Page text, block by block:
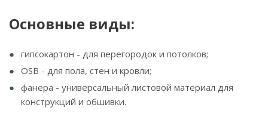
Основные виды:
гипсокартон - для перегородок и потолков;
OSB - для пола, стен и кровли;
фанера - универсальный листовой материал для
конструкций и обшивки.